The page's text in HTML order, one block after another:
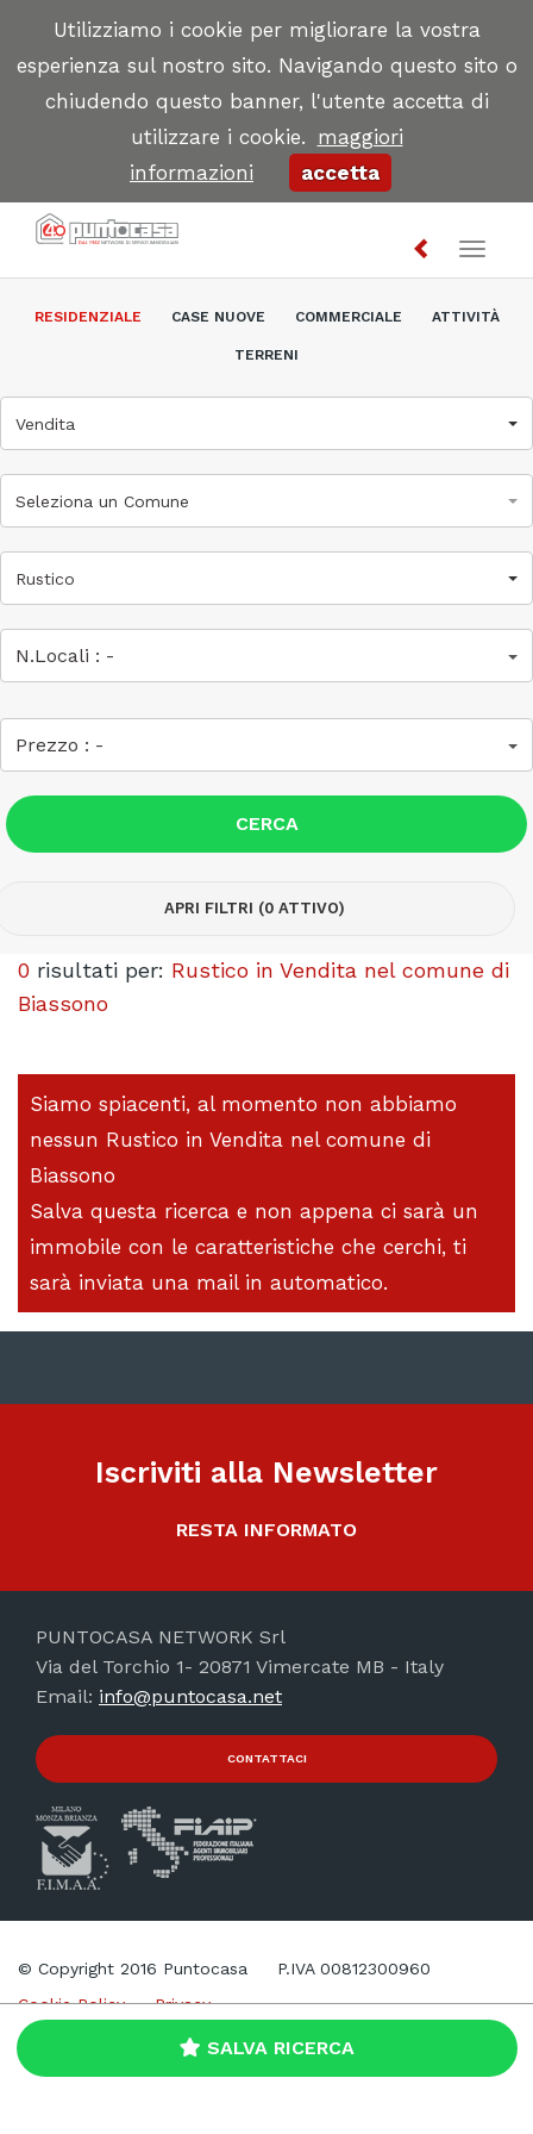
Utilizziamo i cookie per migliorare la vostra
esperienza sul nostro sito. Navigando questo sito o
chiudendo questo banner, l'utente accetta di
utilizzare i cookie. maggiori
informazioni
accetta
Toggle
RESIDENZIALE CASE NUOVE COMMERCIALE ATTIVITÀ
TERRENI
Vendita
Seleziona un Comune
Rustico
N.Locali : -
Prezzo : -
CERCA
APRI FILTRI (0 ATTIVO)
0 risultati per: Rustico in Vendita nel comune di
Biassono
Siamo spiacenti, al momento non abbiamo
nessun Rustico in Vendita nel comune di
Biassono
Salva questa ricerca e non appena ci sarà un
immobile con le caratteristiche che cerchi, ti
sarà inviata una mail in automatico.
SALVA RICERCA
Iscriviti alla Newsletter
RESTA INFORMATO
PUNTOCASA NETWORK Srl
Via del Torchio 1- 20871 Vimercate MB - Italy
Email: info@puntocasa.net
CONTATTACI
© Copyright 2016 Puntocasa
P.IVA 00812300960
Cookie Policy
Privacy